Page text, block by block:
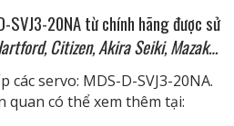
SVJ3-20NA từ chính hãng được sử
Citizen, Akira Seiki, Mazak…
các servo: MDS-D-SVJ3-20NA.
quan có thể xem thêm tại: